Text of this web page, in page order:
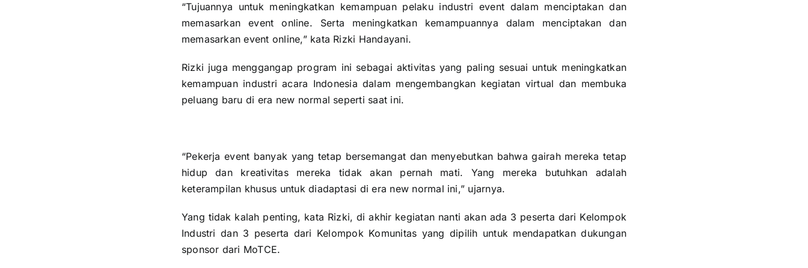
“Tujuannya untuk meningkatkan kemampuan pelaku industri event dalam menciptakan dan
memasarkan event online. Serta meningkatkan kemampuannya dalam menciptakan dan
memasarkan event online,” kata Rizki Handayani.
Rizki juga menggangap program ini sebagai aktivitas yang paling sesuai untuk meningkatkan
kemampuan industri acara Indonesia dalam mengembangkan kegiatan virtual dan membuka
peluang baru di era new normal seperti saat ini.
“Pekerja event banyak yang tetap bersemangat dan menyebutkan bahwa gairah mereka tetap
hidup dan kreativitas mereka tidak akan pernah mati. Yang mereka butuhkan adalah
keterampilan khusus untuk diadaptasi di era new normal ini,” ujarnya.
Yang tidak kalah penting, kata Rizki, di akhir kegiatan nanti akan ada 3 peserta dari Kelompok
Industri dan 3 peserta dari Kelompok Komunitas yang dipilih untuk mendapatkan dukungan
sponsor dari MoTCE.